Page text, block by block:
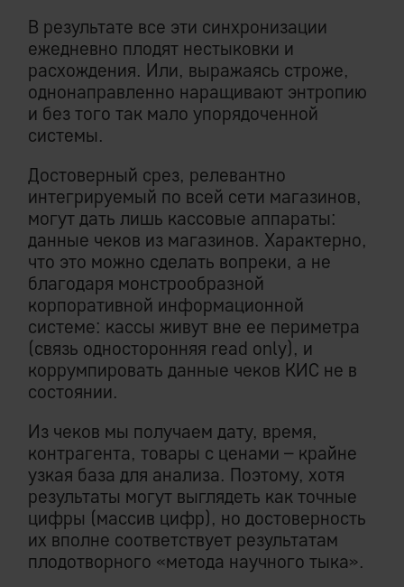
В результате все эти синхронизации
ежедневно плодят нестыковки и
расхождения. Или, выражаясь строже,
однонаправленно наращивают энтропию
и без того так мало упорядоченной
системы.
Достоверный срез, релевантно
интегрируемый по всей сети магазинов,
могут дать лишь кассовые аппараты:
данные чеков из магазинов. Характерно,
что это можно сделать вопреки, а не
благодаря монстрообразной
корпоративной информационной
системе: кассы живут вне ее периметра
(связь односторонняя read only), и
коррумпировать данные чеков КИС не в
состоянии.
Из чеков мы получаем дату, время,
контрагента, товары с ценами – крайне
узкая база для анализа. Поэтому, хотя
результаты могут выглядеть как точные
цифры (массив цифр), но достоверность
их вполне соответствует результатам
плодотворного «метода научного тыка».